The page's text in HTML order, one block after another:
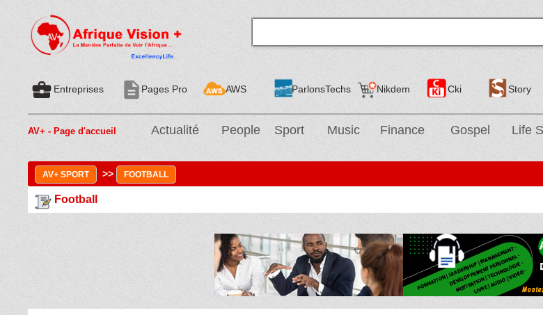
business_centerEntreprises descriptionPages Pro AWS ParlonsTechs Nikdem Cki Story
AV+ - Page d'accueil Actualité People Sport Music Finance Gospel Life
AV+ SPORT >> FOOTBALL
Football